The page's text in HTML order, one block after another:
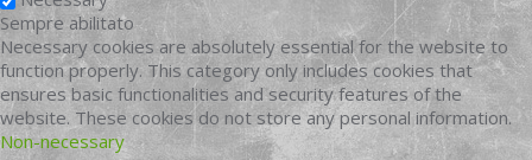
Sempre abilitato
Necessary cookies are absolutely essential for the website to
function properly. This category only includes cookies that
ensures basic functionalities and security features of the
website. These cookies do not store any personal information.
Non-necessary